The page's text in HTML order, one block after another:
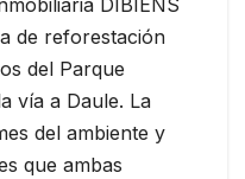
de reforestación
del Parque
vía a Daule. La
del ambiente y
que ambas